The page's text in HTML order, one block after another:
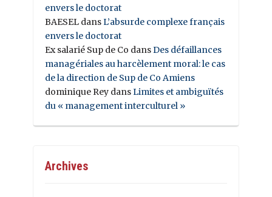
envers le doctorat
BAESEL dansL’absurde complexe français
envers le doctorat
Ex salarié Sup de Co dans Des défaillances
managériales au harcèlement moral: le cas
de la direction de Sup de Co Amiens
dominique Rey dansLimites et ambiguïtés
du « management interculturel »
Archives